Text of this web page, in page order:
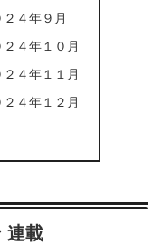
２４年９月
２４年１０月
２４年１１月
２４年１２月
連載